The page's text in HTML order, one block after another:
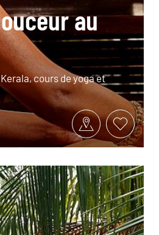
au
cours de yoga et